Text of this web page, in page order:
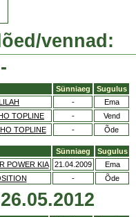
vennad:
Sünniaeg
Sugulus
-
Ema
TOPLINE -
Vend
TOPLINE - Õde
Sünniaeg
Sugulus
POWER KIA 21.04.2009
Ema
- Õde